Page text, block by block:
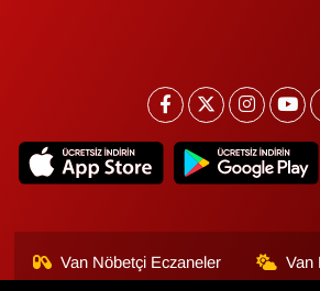
Van Nöbetçi Eczaneler Van